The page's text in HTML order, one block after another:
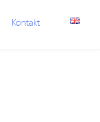
Kontakt